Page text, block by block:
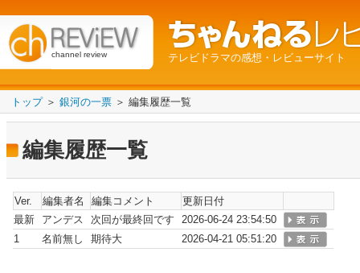
channel review テレビドラマの感想・レビューサイト
トップ＞ 銀河の一票 ＞ 編集履歴一覧
編集履歴一覧
Ver. 編集者名 編集コメント
更新日付
最新
アンデス 次回が最終回です
2026-06-24 23:54:50
1
名前無し 期待大 2026-04-21 05:51:20